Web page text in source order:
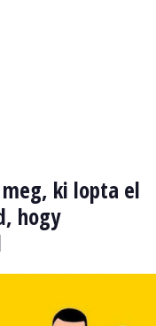
ki lopta el
hogy